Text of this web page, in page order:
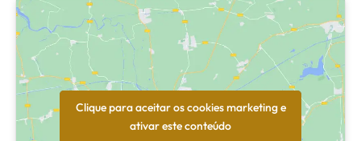
Clique para aceitar os cookies marketing e
ativar este conteúdo